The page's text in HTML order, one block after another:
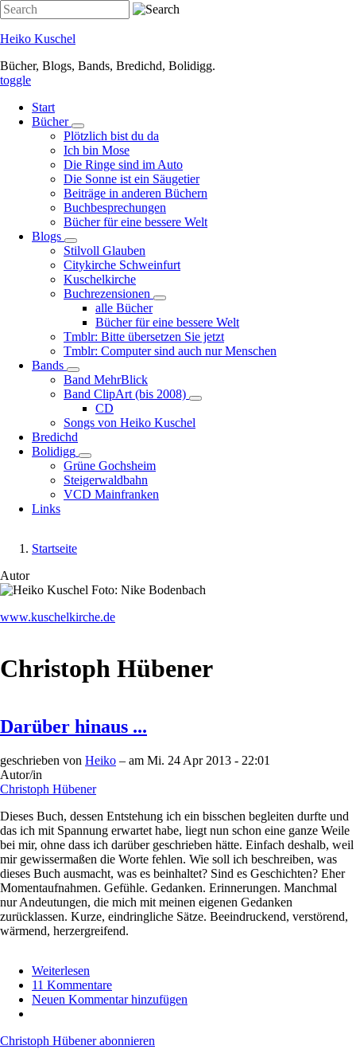
Direkt
zum
Inhalt
Search
Heiko Kuschel
Bücher, Blogs, Bands, Bredichd, Bolidigg.
toggle
Start
Bücher
Unternavigation
von
Bücher
Plötzlich bist du da
Ich bin Mose
Die Ringe sind im Auto
Die Sonne ist ein Säugetier
Beiträge in anderen Büchern
Buchbesprechungen
Bücher für eine bessere Welt
Blogs
Unternavigation
von
Blogs
Stilvoll Glauben
Citykirche Schweinfurt
Kuschelkirche
Buchrezensionen
Unternavigation
von
Buchrezensionen
alle Bücher
Bücher für eine bessere Welt
Tmblr: Bitte übersetzen Sie jetzt
Tmblr: Computer sind auch nur Menschen
Bands
Unternavigation
von
Bands
Band MehrBlick
Band ClipArt (bis 2008)
Unternavigation
CD
Songs von Heiko Kuschel
Bredichd
Bolidigg
Unternavigation
von
Bolidigg
Grüne Gochsheim
Steigerwaldbahn
VCD Mainfranken
Links
Pfadnavigation
Startseite
Autor
Image
www.kuschelkirche.de
Christoph Hübener
Darüber hinaus ...
geschrieben von Heiko – am Mi. 24 Apr 2013 - 22:01
Autor/in
Christoph Hübener
Dieses Buch, dessen Entstehung ich ein bisschen begleiten durfte und
das ich mit Spannung erwartet habe, liegt nun schon eine ganze Weile
bei mir, ohne dass ich darüber geschrieben hätte. Einfach deshalb, weil
mir gewissermaßen die Worte fehlen. Wie soll ich beschreiben, was
dieses Buch ausmacht, was es beinhaltet? Sind es Geschichten? Eher
Momentaufnahmen. Gefühle. Gedanken. Erinnerungen. Manchmal
nur Andeutungen, die mich mit meinen eigenen Gedanken
zurücklassen. Kurze, eindringliche Sätze. Beeindruckend, verstörend,
wärmend, herzergreifend.
Weiterlesen
Darüber
hinaus
11 Kommentare
Neuen Kommentar hinzufügen
Christoph Hübener abonnieren